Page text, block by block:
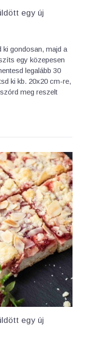
egy új
ki gondosan, majd a
egy közepesen
legalább 30
ki kb. 20x20 cm-re,
meg reszelt
egy új